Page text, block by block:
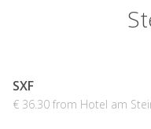
SXF
€ 36.30 from Hotel am